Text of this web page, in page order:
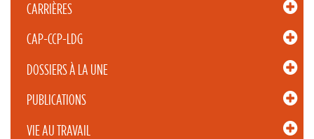
CARRIÈRES
CAP-CCP-LDG
DOSSIERS À LA UNE
PUBLICATIONS
VIE AU TRAVAIL